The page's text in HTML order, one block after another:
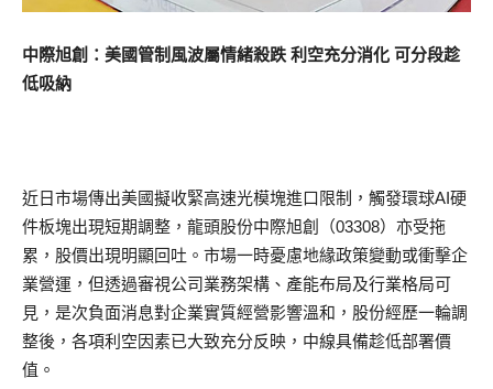
中際旭創：美國管制風波屬情緒殺跌 利空充分消化 可分段趁
低吸納
近日市場傳出美國擬收緊高速光模塊進口限制，觸發環球AI硬
件板塊出現短期調整，龍頭股份中際旭創（03308）亦受拖
累，股價出現明顯回吐。市場一時憂慮地緣政策變動或衝擊企
業營運，但透過審視公司業務架構、產能布局及行業格局可
見，是次負面消息對企業實質經營影響溫和，股份經歷一輪調
整後，各項利空因素已大致充分反映，中線具備趁低部署價
值。